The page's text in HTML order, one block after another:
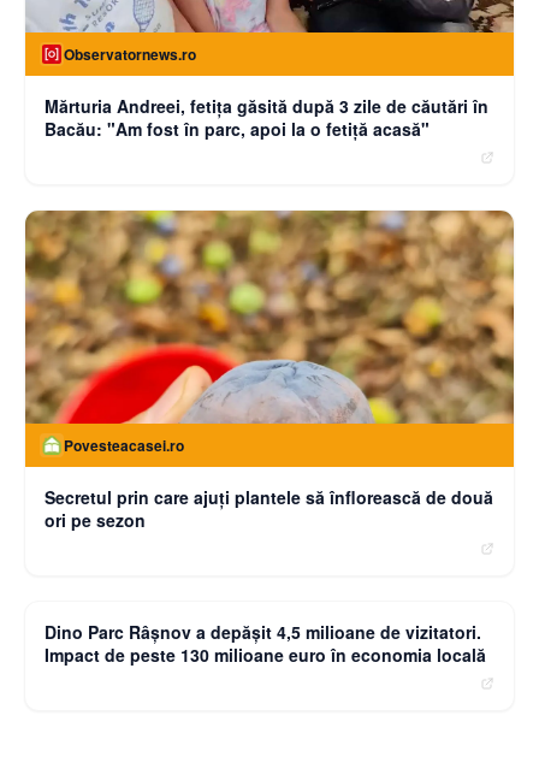
Observatornews.ro
Mărturia Andreei, fetiţa găsită după 3 zile de căutări în
Bacău: "Am fost în parc, apoi la o fetiţă acasă"
Povesteacasei.ro
Secretul prin care ajuți plantele să înflorească de două
ori pe sezon
Dino Parc Râșnov a depășit 4,5 milioane de vizitatori.
Impact de peste 130 milioane euro în economia locală